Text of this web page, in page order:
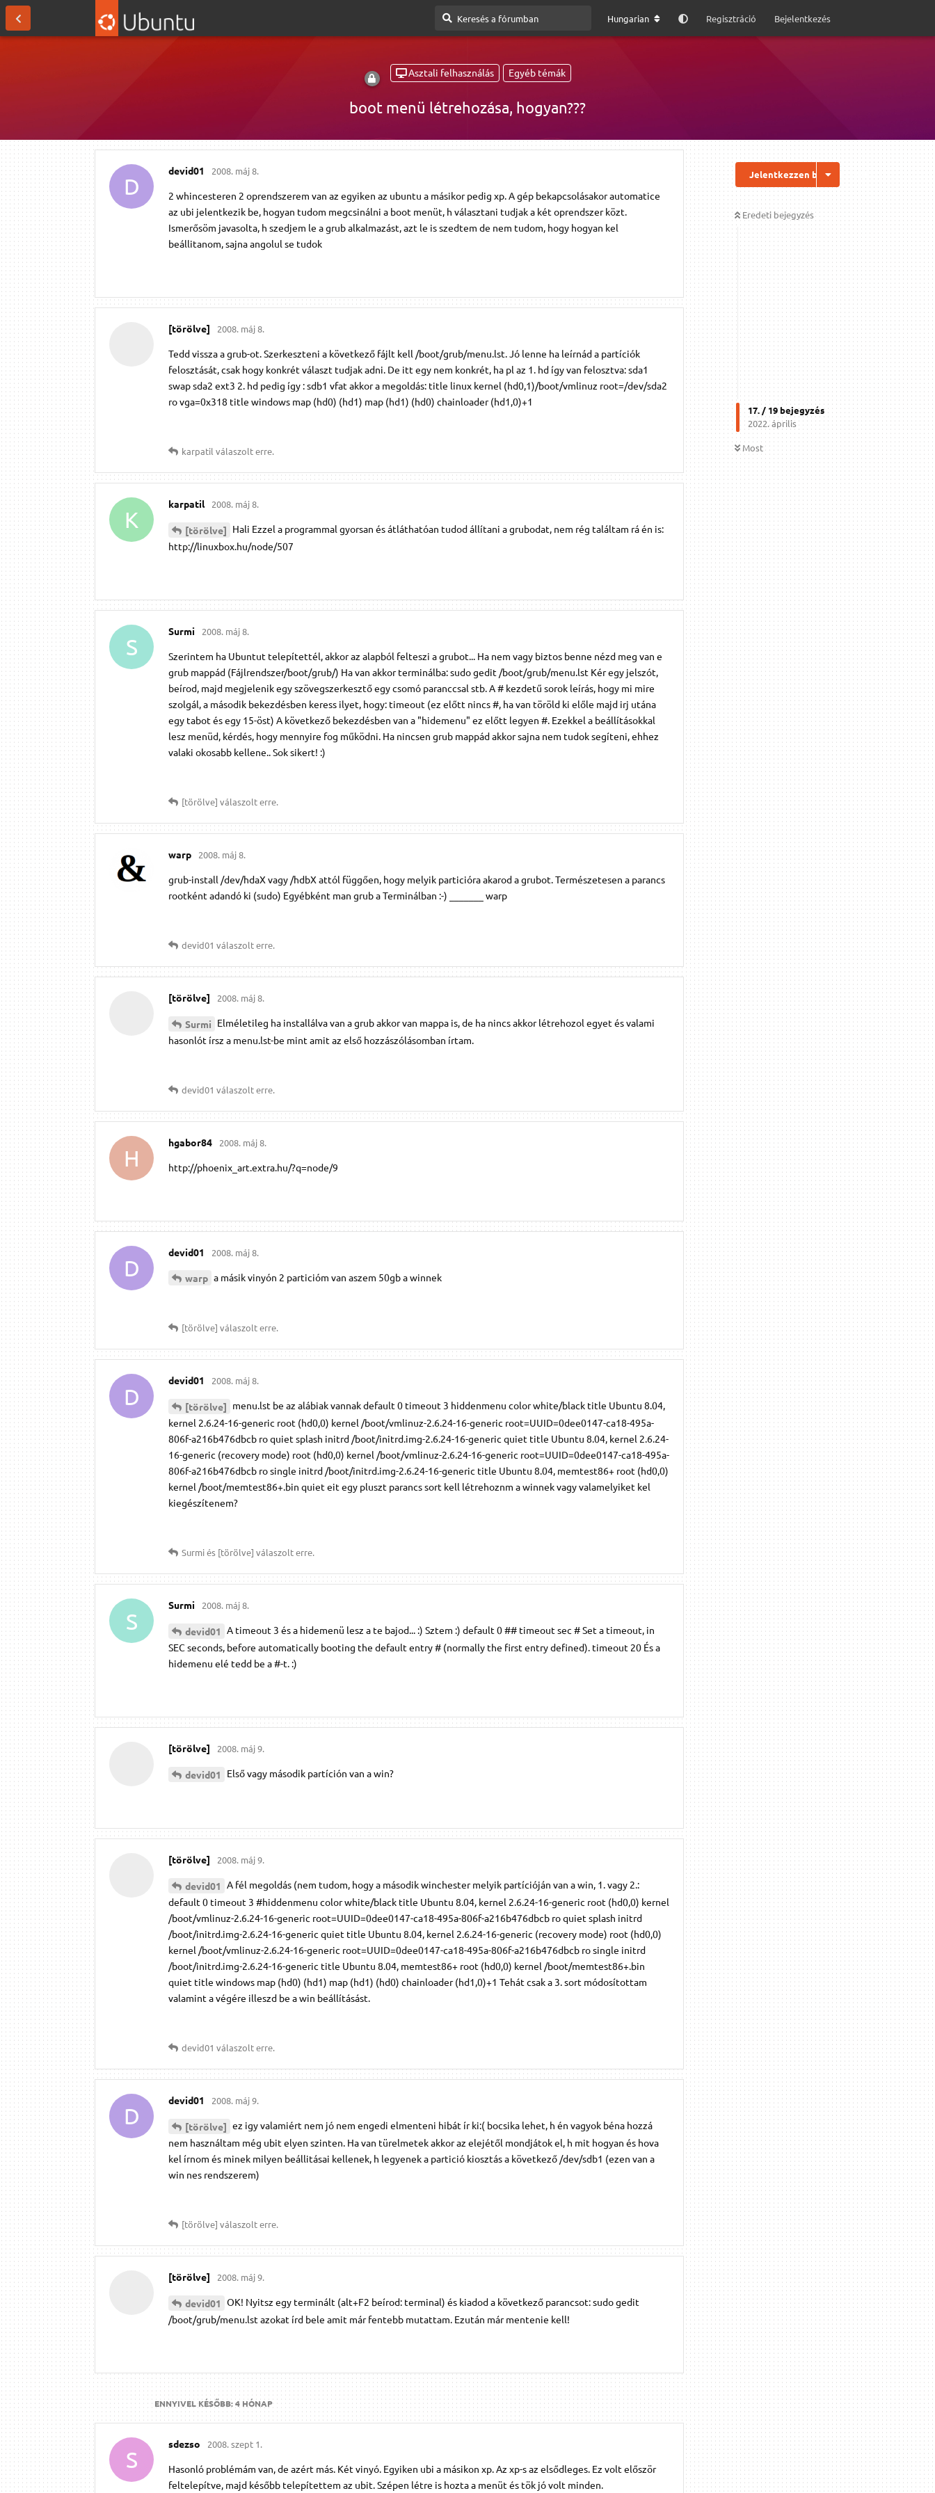
Hungarian Regisztráció Bejelentkezés
Asztali felhasználás Egyéb témák
boot menü létrehozása, hogyan???
Jelentkezzen be a válaszhoz
Eredeti bejegyzés
17. / 19bejegyzés
2022. április
Most
D
devid01 2008. máj 8.
2 whincesteren 2 oprendszerem van az egyiken az ubuntu a másikor pedig xp. A gép bekapcsolásakor automatice
az ubi jelentkezik be, hogyan tudom megcsinálni a boot menüt, h választani tudjak a két oprendszer közt.
Ismerősöm javasolta, h szedjem le a grub alkalmazást, azt le is szedtem de nem tudom, hogy hogyan kel
beállitanom, sajna angolul se tudok
[törölve] 2008. máj 8.
Tedd vissza a grub-ot. Szerkeszteni a következő fájlt kell /boot/grub/menu.lst. Jó lenne ha leírnád a partíciók
felosztását, csak hogy konkrét választ tudjak adni. De itt egy nem konkrét, ha pl az 1. hd így van felosztva: sda1
swap sda2 ext3 2. hd pedig így : sdb1 vfat akkor a megoldás: title linux kernel (hd0,1)/boot/vmlinuz root=/dev/sda2
ro vga=0x318 title windows map (hd0) (hd1) map (hd1) (hd0) chainloader (hd1,0)+1
karpatil válaszolt erre.
K
karpatil 2008. máj 8.
[törölve] Hali Ezzel a programmal gyorsan és átláthatóan tudod állítani a grubodat, nem rég találtam rá én is:
http://linuxbox.hu/node/507
S
Surmi 2008. máj 8.
Szerintem ha Ubuntut telepítettél, akkor az alapból felteszi a grubot... Ha nem vagy biztos benne nézd meg van e
grub mappád (Fájlrendszer/boot/grub/) Ha van akkor terminálba: sudo gedit /boot/grub/menu.lst Kér egy jelszót,
beírod, majd megjelenik egy szövegszerkesztő egy csomó paranccsal stb. A # kezdetű sorok leírás, hogy mi mire
szolgál, a második bekezdésben keress ilyet, hogy: timeout (ez előtt nincs #, ha van töröld ki előle majd irj utána
egy tabot és egy 15-öst) A következő bekezdésben van a "hidemenu" ez előtt legyen #. Ezekkel a beállításokkal
lesz menüd, kérdés, hogy mennyire fog működni. Ha nincsen grub mappád akkor sajna nem tudok segíteni, ehhez
valaki okosabb kellene.. Sok sikert! :)
[törölve] válaszolt erre.
warp 2008. máj 8.
grub-install /dev/hdaX vagy /hdbX attól függően, hogy melyik particióra akarod a grubot. Természetesen a parancs
rootként adandó ki (sudo) Egyébként man grub a Terminálban :-) _______ warp
devid01 válaszolt erre.
[törölve] 2008. máj 8.
Surmi Elméletileg ha installálva van a grub akkor van mappa is, de ha nincs akkor létrehozol egyet és valami
hasonlót írsz a menu.lst-be mint amit az első hozzászólásomban írtam.
devid01 válaszolt erre.
H
hgabor84 2008. máj 8.
http://phoenix_art.extra.hu/?q=node/9
D
devid01 2008. máj 8.
warp a másik vinyón 2 particióm van aszem 50gb a winnek
[törölve] válaszolt erre.
D
devid01 2008. máj 8.
[törölve] menu.lst be az alábiak vannak default 0 timeout 3 hiddenmenu color white/black title Ubuntu 8.04,
kernel 2.6.24-16-generic root (hd0,0) kernel /boot/vmlinuz-2.6.24-16-generic root=UUID=0dee0147-ca18-495a-
806f-a216b476dbcb ro quiet splash initrd /boot/initrd.img-2.6.24-16-generic quiet title Ubuntu 8.04, kernel 2.6.24-
16-generic (recovery mode) root (hd0,0) kernel /boot/vmlinuz-2.6.24-16-generic root=UUID=0dee0147-ca18-495a-
806f-a216b476dbcb ro single initrd /boot/initrd.img-2.6.24-16-generic title Ubuntu 8.04, memtest86+ root (hd0,0)
kernel /boot/memtest86+.bin quiet eit egy pluszt parancs sort kell létrehoznm a winnek vagy valamelyiket kel
kiegészítenem?
Surmiés [törölve] válaszolt erre.
S
Surmi 2008. máj 8.
devid01 A timeout 3 és a hidemenü lesz a te bajod... :) Sztem :) default 0 ## timeout sec # Set a timeout, in
SEC seconds, before automatically booting the default entry # (normally the first entry defined). timeout 20 És a
hidemenu elé tedd be a #-t. :)
[törölve] 2008. máj 9.
devid01 Első vagy második partíción van a win?
[törölve] 2008. máj 9.
devid01 A fél megoldás (nem tudom, hogy a második winchester melyik partícióján van a win, 1. vagy 2.:
default 0 timeout 3 #hiddenmenu color white/black title Ubuntu 8.04, kernel 2.6.24-16-generic root (hd0,0) kernel
/boot/vmlinuz-2.6.24-16-generic root=UUID=0dee0147-ca18-495a-806f-a216b476dbcb ro quiet splash initrd
/boot/initrd.img-2.6.24-16-generic quiet title Ubuntu 8.04, kernel 2.6.24-16-generic (recovery mode) root (hd0,0)
kernel /boot/vmlinuz-2.6.24-16-generic root=UUID=0dee0147-ca18-495a-806f-a216b476dbcb ro single initrd
/boot/initrd.img-2.6.24-16-generic title Ubuntu 8.04, memtest86+ root (hd0,0) kernel /boot/memtest86+.bin
quiet title windows map (hd0) (hd1) map (hd1) (hd0) chainloader (hd1,0)+1 Tehát csak a 3. sort módosítottam
valamint a végére illeszd be a win beállításást.
devid01 válaszolt erre.
D
devid01 2008. máj 9.
[törölve] ez igy valamiért nem jó nem engedi elmenteni hibát ír ki:( bocsika lehet, h én vagyok béna hozzá
nem használtam még ubit elyen szinten. Ha van türelmetek akkor az elejétől mondjátok el, h mit hogyan és hova
kel írnom és minek milyen beállitásai kellenek, h legyenek a partició kiosztás a következő /dev/sdb1 (ezen van a
win nes rendszerem)
[törölve] válaszolt erre.
[törölve] 2008. máj 9.
devid01 OK! Nyitsz egy terminált (alt+F2 beírod: terminal) és kiadod a következő parancsot: sudo gedit
/boot/grub/menu.lst azokat írd bele amit már fentebb mutattam. Ezután már mentenie kell!
ENNYIVEL KÉSŐBB:4 HÓNAP
S
sdezso 2008. szept 1.
Hasonló problémám van, de azért más. Két vinyó. Egyiken ubi a másikon xp. Az xp-s az elsődleges. Ez volt először
feltelepítve, majd később telepítettem az ubit. Szépen létre is hozta a menüt és tök jó volt minden.